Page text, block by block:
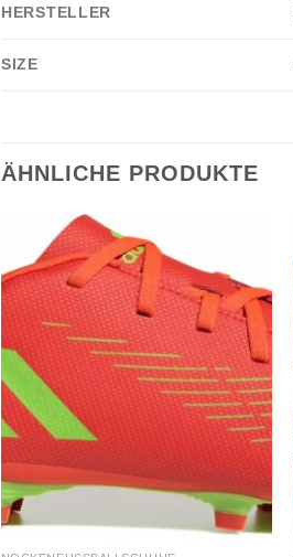
HERSTELLER
SIZE
ÄHNLICHE PRODUKTE
Add to
wishlist